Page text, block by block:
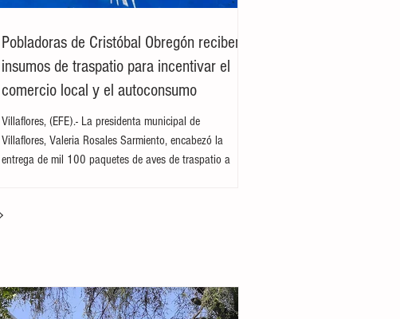
Pobladoras de Cristóbal Obregón reciben
insumos de traspatio para incentivar el
comercio local y el autoconsumo
Villaflores, (EFE).- La presidenta municipal de
Villaflores, Valeria Rosales Sarmiento, encabezó la
entrega de mil 100 paquetes de aves de traspatio a
Tovilla, la alcaldesa destacó que el esquema busca
huevo y carne